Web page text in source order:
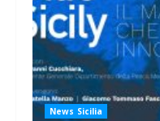
News Sicilia